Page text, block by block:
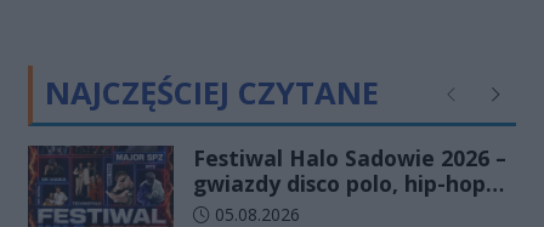
NAJCZĘŚCIEJ CZYTANE Poprzednie
Festiwal Halo Sadowie 2026 –
gwiazdy disco polo, hip-hopu i
dobra zabawa dla całej
Data dodania artykułu:
05.08.2026